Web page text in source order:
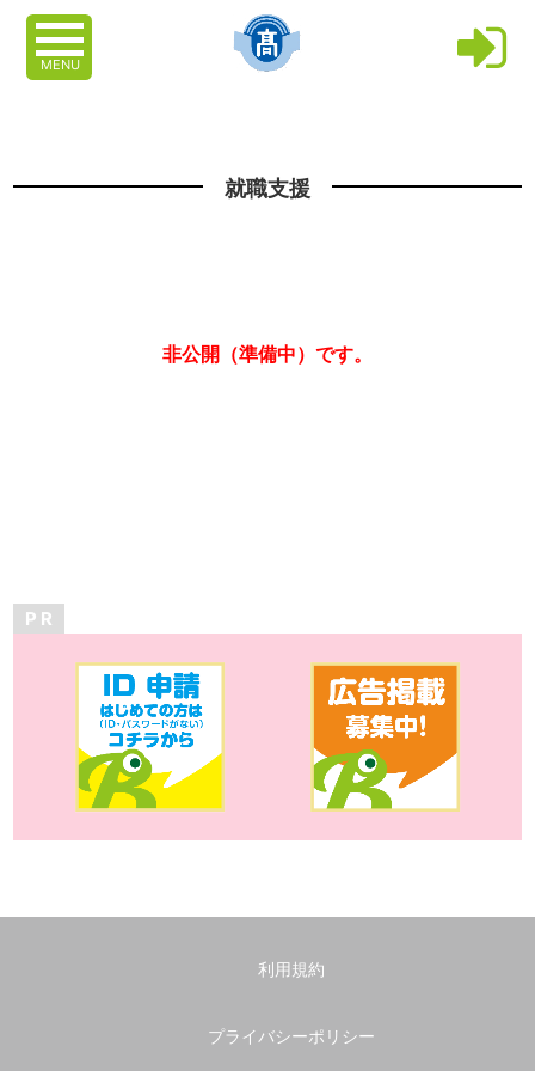
MENU
就職支援
非公開（準備中）です。
P R
利用規約
プライバシーポリシー